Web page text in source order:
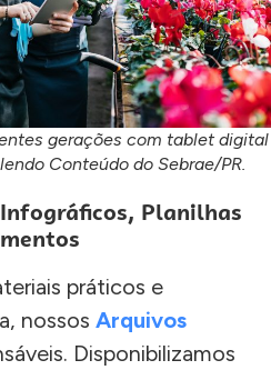
gerações com tablet digital
Conteúdo do Sebrae/PR.
Planilhas
práticos e
nossos Arquivos
Disponibilizamos